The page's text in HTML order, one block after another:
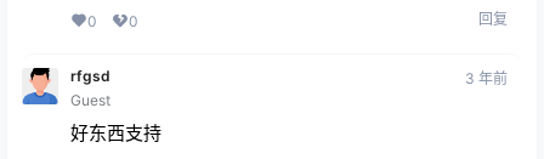
0 0 回复
rfgsd
Guest
3 年前
好东西支持